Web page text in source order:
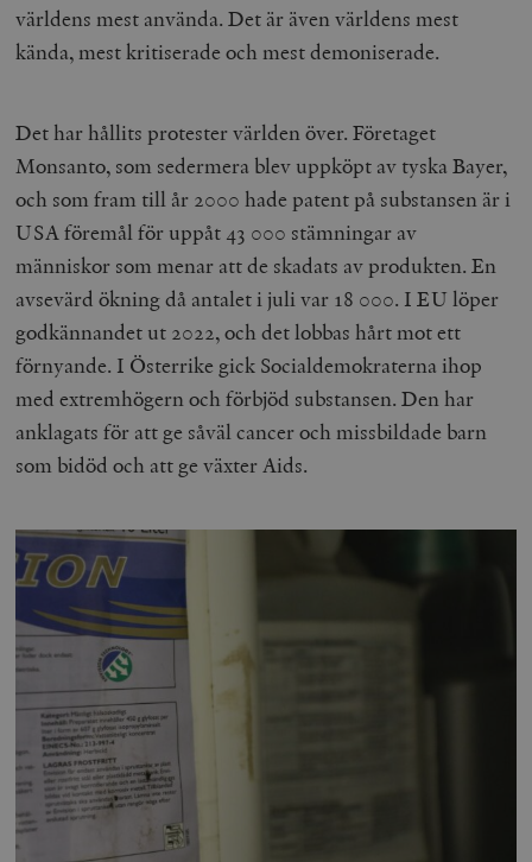
världens mest använda. Det är även världens mest
kända, mest kritiserade och mest demoniserade.
Det har hållits protester världen över. Företaget
Monsanto, som sedermera blev uppköpt av tyska Bayer,
och som fram till år 2000 hade patent på substansen är i
USA föremål för uppåt 43 000 stämningar av
människor som menar att de skadats av produkten. En
avsevärd ökning då antalet i juli var 18 000. I EU löper
godkännandet ut 2022, och det lobbas hårt mot ett
förnyande. I Österrike gick Socialdemokraterna ihop
med extremhögern och förbjöd substansen. Den har
anklagats för att ge såväl cancer och missbildade barn
som bidöd och att ge växter Aids.